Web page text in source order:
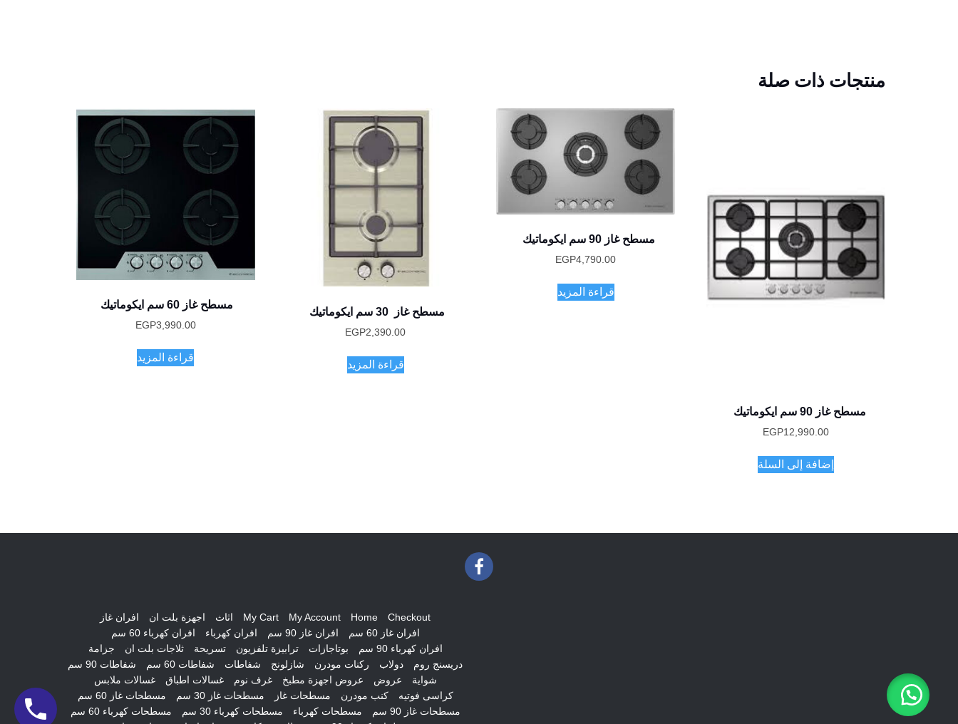
منتجات ذات صلة
مسطح غاز 90 سم ايكوماتيك
EGP12,990.00
إضافة إلى السلة
مسطح غاز 90 سم ايكوماتيك
EGP4,790.00
قراءة المزيد
مسطح غاز 30 سم ايكوماتيك
EGP2,390.00
قراءة المزيد
مسطح غاز 60 سم ايكوماتيك
EGP3,990.00
قراءة المزيد
Checkout
Home
My Account
My Cart اثاث اجهزة بلت ان
افران غاز
افران غاز 60 سم
افران غاز 90 سم افران كهرباء
افران كهرباء 60 سم
افران كهرباء 90 سم
بوتاجازات ترابيزة تلفزيون تسريحة ثلاجات بلت ان
جزامة
دريسنج روم
دولاب ركنات مودرن شازلونج شفاطات شفاطات 60 سم
شفاطات 90 سم
شواية
عروض عروض اجهزة مطبخ غرف نوم غسالات اطباق
غسالات ملابس
كراسى فوتيه
كنب مودرن مسطحات غاز مسطحات غاز 30 سم
مسطحات غاز 60 سم
مسطحات غاز 90 سم
مسطحات كهرباء مسطحات كهرباء 30 سم
مسطحات كهرباء 60 سم